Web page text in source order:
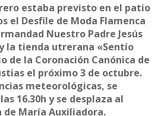
estaba previsto en el patio
el Desfile de Moda Flamenca
Nuestro Padre Jesús
la tienda utrerana «Sentío
de la Coronación Canónica de
el próximo 3 de octubre.
meteorológicas, se
16.30h y se desplaza al
María Auxiliadora.